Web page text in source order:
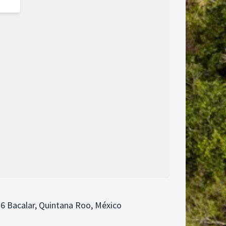
Bacalar, Quintana Roo, México